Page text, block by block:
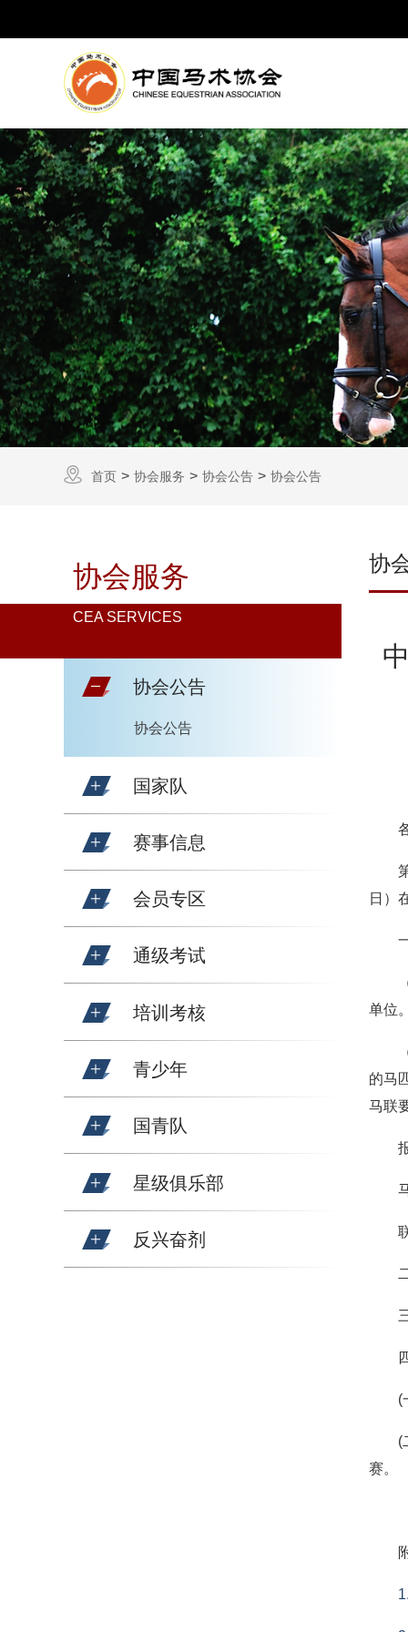
首页 协会服务 协会公告 协会公告
协会服务
CEA SERVICES
协会公告
协会公告
国家队
赛事信息
会员专区
通级考试
培训考核
青少年
国青队
星级俱乐部
反兴奋剂
协
日）
单位
的马
马联
(
(
赛。